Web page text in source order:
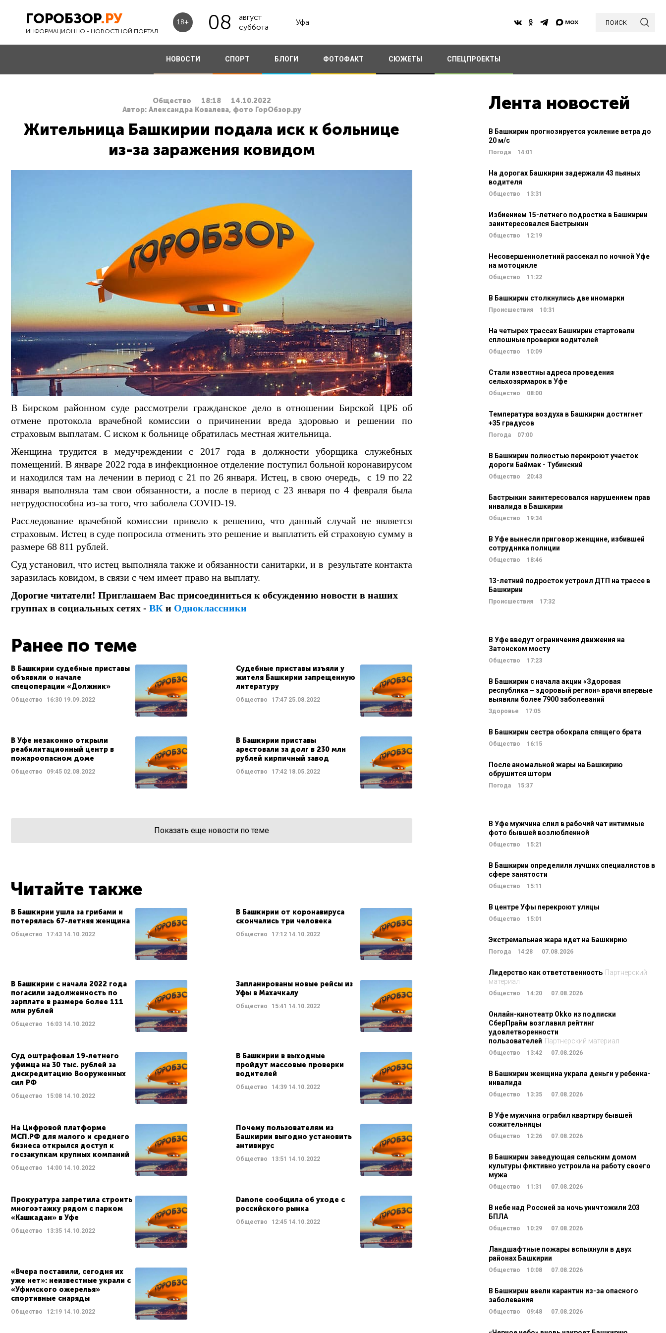
ГОРОБЗОР.РУ
ИНФОРМАЦИОННО - НОВОСТНОЙ ПОРТАЛ
18+ 08
август
суббота
Уфа поиск
НОВОСТИ СПОРТ БЛОГИ ФОТОФАКТ СЮЖЕТЫ СПЕЦПРОЕКТЫ
Общество 18:18
14.10.2022
Автор: Александра Ковалева, фото ГорОбзор.ру
Жительница Башкирии подала иск к больнице
из-за заражения ковидом
В Бирском районном суде рассмотрели гражданское дело в отношении Бирской ЦРБ об
отмене протокола врачебной комиссии о причинении вреда здоровью и решении по
страховым выплатам. С иском к больнице обратилась местная жительница.
Женщина трудится в медучреждении с 2017 года в должности уборщика служебных
помещений. В январе 2022 года в инфекционное отделение поступил больной коронавирусом
и находился там на лечении в период с 21 по 26 января. Истец, в свою очередь, с 19 по 22
января выполняла там свои обязанности, а после в период с 23 января по 4 февраля была
нетрудоспособна из-за того, что заболела COVID-19.
Расследование врачебной комиссии привело к решению, что данный случай не является
страховым. Истец в суде попросила отменить это решение и выплатить ей страховую сумму в
размере 68 811 рублей.
Суд установил, что истец выполняла также и обязанности санитарки, и в результате контакта
заразилась ковидом, в связи с чем имеет право на выплату.
Дорогие читатели! Приглашаем Вас присоединиться к обсуждению новости в наших
группах в социальных сетях - ВК и Одноклассники
Ранее по теме
В Башкирии судебные приставы
объявили о начале
спецоперации «Должник»
Общество 16:30 19.09.2022
Судебные приставы изъяли у
жителя Башкирии запрещенную
литературу
Общество 17:4725.08.2022
В Уфе незаконно открыли
реабилитационный центр в
пожароопасном доме
Общество 09:45 02.08.2022
В Башкирии приставы
арестовали за долг в 230 млн
рублей кирпичный завод
Общество 17:4218.05.2022
Показать еще новости по теме
Читайте также
В Башкирии ушла за грибами и
потерялась 67-летняя женщина
Общество 17:43 14.10.2022
В Башкирии от коронавируса
скончались три человека
Общество 17:1214.10.2022
В Башкирии с начала 2022 года
погасили задолженность по
зарплате в размере более 111
млн рублей
Общество 16:03 14.10.2022
Запланированы новые рейсы из
Уфы в Махачкалу
Общество 15:41 14.10.2022
Суд оштрафовал 19-летнего
уфимца на 30 тыс. рублей за
дискредитацию Вооруженных
сил РФ
Общество 15:08 14.10.2022
В Башкирии в выходные
пройдут массовые проверки
водителей
Общество 14:3914.10.2022
На Цифровой платформе
МСП.РФ для малого и среднего
бизнеса открылся доступ к
госзакупкам крупных компаний
Общество 14:00 14.10.2022
Почему пользователям из
Башкирии выгодно установить
антивирус
Общество 13:51 14.10.2022
Прокуратура запретила строить
многоэтажку рядом с парком
«Кашкадан» в Уфе
Общество 13:35 14.10.2022
Danone сообщила об уходе с
российского рынка
Общество 12:4514.10.2022
«Вчера поставили, сегодня их
уже нет»: неизвестные украли с
«Уфимского ожерелья»
спортивные снаряды
Общество 12:19 14.10.2022
Лента новостей
В Башкирии прогнозируется усиление ветра до
20 м/c
Погода 14:01
На дорогах Башкирии задержали 43 пьяных
водителя
Общество 13:31
Избиением 15-летнего подростка в Башкирии
заинтересовался Бастрыкин
Общество 12:19
Несовершеннолетний рассекал по ночной Уфе
на мотоцикле
Общество 11:22
В Башкирии столкнулись две иномарки
Происшествия 10:31
На четырех трассах Башкирии стартовали
сплошные проверки водителей
Общество 10:09
Стали известны адреса проведения
сельхозярмарок в Уфе
Общество 08:00
Температура воздуха в Башкирии достигнет
+35 градусов
Погода 07:00
В Башкирии полностью перекроют участок
дороги Баймак - Тубинский
Общество 20:43
Бастрыкин заинтересовался нарушением прав
инвалида в Башкирии
Общество 19:34
В Уфе вынесли приговор женщине, избившей
сотрудника полиции
Общество 18:46
13-летний подросток устроил ДТП на трассе в
Башкирии
Происшествия 17:32
В Уфе введут ограничения движения на
Затонском мосту
Общество 17:23
В Башкирии с начала акции «Здоровая
республика – здоровый регион» врачи впервые
выявили более 7900 заболеваний
Здоровье 17:05
В Башкирии сестра обокрала спящего брата
Общество 16:15
После аномальной жары на Башкирию
обрушится шторм
Погода 15:37
В Уфе мужчина слил в рабочий чат интимные
фото бывшей возлюбленной
Общество 15:21
В Башкирии определили лучших специалистов в
сфере занятости
Общество 15:11
В центре Уфы перекроют улицы
Общество 15:01
Экстремальная жара идет на Башкирию
Погода 14:28 07.08.2026
Лидерство как ответственность Партнерский
материал
Общество 14:20 07.08.2026
Онлайн-кинотеатр Okko из подписки
СберПрайм возглавил рейтинг
удовлетворенности
пользователей Партнерский материал
Общество 13:42 07.08.2026
В Башкирии женщина украла деньги у ребенка-
инвалида
Общество 13:35 07.08.2026
В Уфе мужчина ограбил квартиру бывшей
сожительницы
Общество 12:26 07.08.2026
В Башкирии заведующая сельским домом
культуры фиктивно устроила на работу своего
мужа
Общество 11:31 07.08.2026
В небе над Россией за ночь уничтожили 203
БПЛА
Общество 10:29 07.08.2026
Ландшафтные пожары вспыхнули в двух
районах Башкирии
Общество 10:08 07.08.2026
В Башкирии ввели карантин из-за опасного
заболевания
Общество 09:48 07.08.2026